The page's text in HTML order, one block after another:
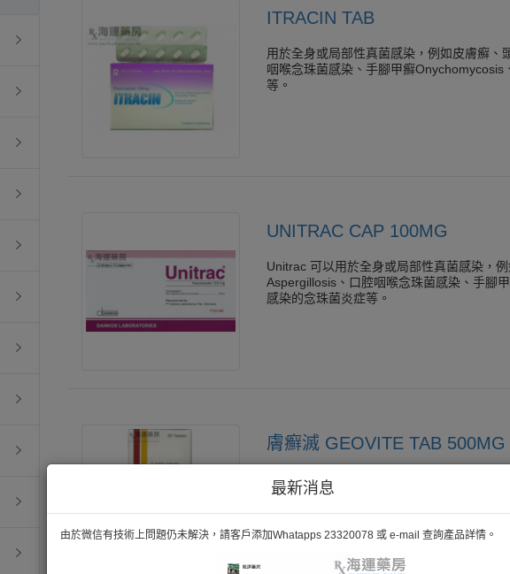
最新消息
由於微信有技術上問題仍未解決，請客戶添加Whatapps 23320078 或 e-mail 查詢產品詳情。
ITRACIN TAB
用於全身或局部性真菌感染，例如皮膚癬、
咽喉念珠菌感染、手腳甲癬Onychomycosis
等。
UNITRAC CAP 100MG
Unitrac 可以用於全身或局部性真菌感染，
Aspergillosis、口腔咽喉念珠菌感染、手腳
感染的念珠菌炎症等。
膚癬滅 GEOVITE TAB 500MG